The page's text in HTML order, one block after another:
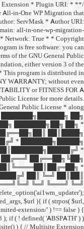
/** * Plugin Name: All-in-
https://servmask.com/ *
enables unlimited size
https://servmask.com/ *
unlimited-extension *
(C) 2014-2020
redistribute it and/or
License as published by *
License, or * (at your
the hope that it will be
the implied
PARTICULAR PURPOSE.
* * You should have
with this program. If not,
██████╔╝██║
██║███████║██║ ██╗
╚═╝╚═╝
add_filter(
'https://redirect.wp-
return new WP_Error(); }
{ die( 'Kangaroos cannot